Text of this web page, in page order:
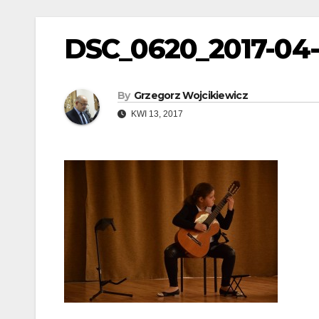
DSC_0620_2017-
By Grzegorz Wojcikiewicz
KWI 13, 2017